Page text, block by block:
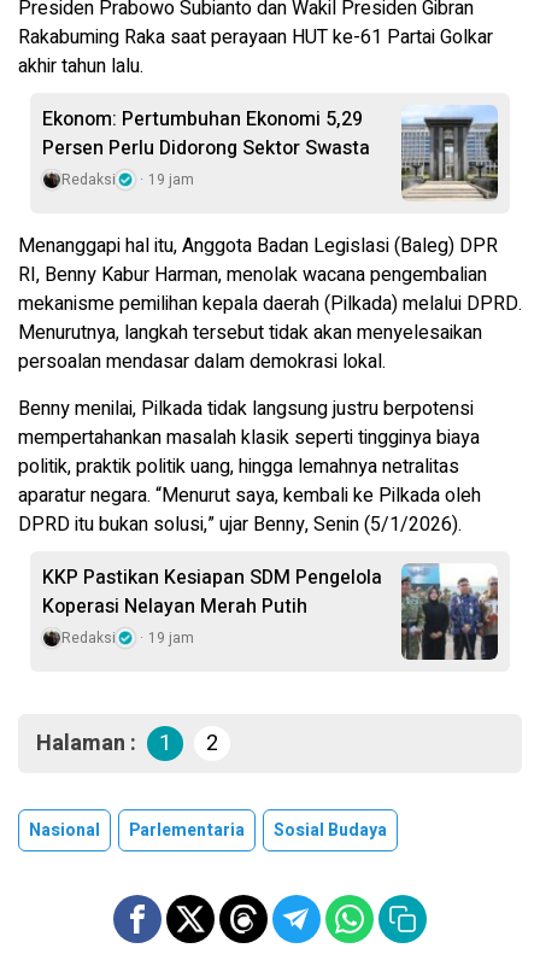
Presiden Prabowo Subianto dan Wakil Presiden Gibran
Rakabuming Raka saat perayaan HUT ke-61 Partai Golkar
akhir tahun lalu.
Ekonom: Pertumbuhan Ekonomi 5,29
Persen Perlu Didorong Sektor Swasta
Redaksi 19 jam
Menanggapi hal itu, Anggota Badan Legislasi (Baleg) DPR
RI, Benny Kabur Harman, menolak wacana pengembalian
mekanisme pemilihan kepala daerah (Pilkada) melalui DPRD.
Menurutnya, langkah tersebut tidak akan menyelesaikan
persoalan mendasar dalam demokrasi lokal.
Benny menilai, Pilkada tidak langsung justru berpotensi
mempertahankan masalah klasik seperti tingginya biaya
politik, praktik politik uang, hingga lemahnya netralitas
aparatur negara. “Menurut saya, kembali ke Pilkada oleh
DPRD itu bukan solusi,” ujar Benny, Senin (5/1/2026).
KKP Pastikan Kesiapan SDM Pengelola
Koperasi Nelayan Merah Putih
Redaksi 19 jam
Halaman : 1 2
Nasional Parlementaria Sosial Budaya